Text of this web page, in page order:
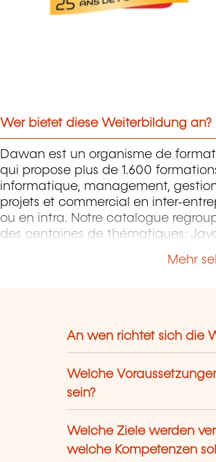
Wer bietet diese Weiterbildung an?
Dawan est un organisme de
qui propose plus de 1.600
informatique, management,
projets et commercial en inter-
ou en intra. Notre catalogue
des centaines de thématiques:
Windows Server, Vmware, Autocad,
Mehr
An wen richtet sich die
Welche
sein?
Welche Ziele werden
welche Kompetenzen